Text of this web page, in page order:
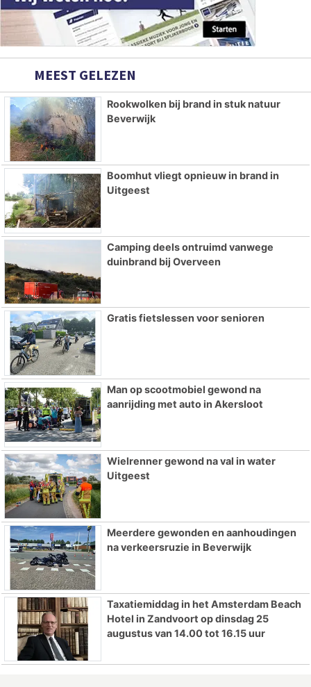
MEEST GELEZEN
Rookwolken bij brand in stuk natuur
Beverwijk
Boomhut vliegt opnieuw in brand in
Uitgeest
Camping deels ontruimd vanwege
duinbrand bij Overveen
Gratis fietslessen voor senioren
Man op scootmobiel gewond na
aanrijding met auto in Akersloot
Wielrenner gewond na val in water
Uitgeest
Meerdere gewonden en aanhoudingen
na verkeersruzie in Beverwijk
Taxatiemiddag in het Amsterdam Beach
Hotel in Zandvoort op dinsdag 25
augustus van 14.00 tot 16.15 uur